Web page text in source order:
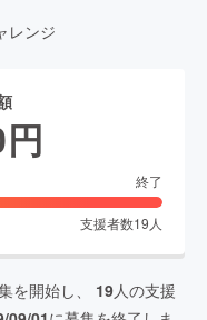
レンジ
円
終了
支援者数19 人
を開始し、 19人の支援